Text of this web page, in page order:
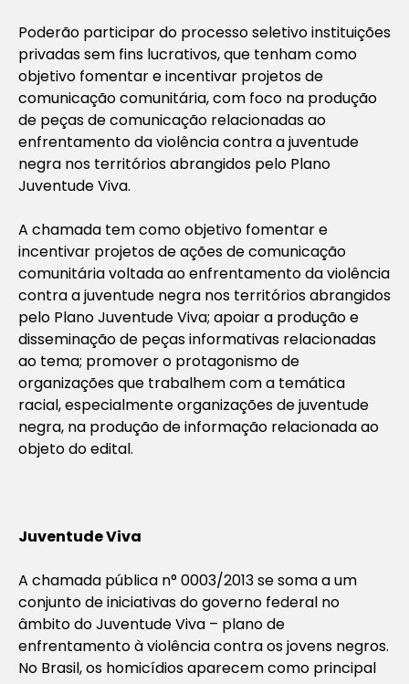
Poderão participar do processo seletivo instituições
privadas sem fins lucrativos, que tenham como
objetivo fomentar e incentivar projetos de
comunicação comunitária, com foco na produção
de peças de comunicação relacionadas ao
enfrentamento da violência contra a juventude
negra nos territórios abrangidos pelo Plano
Juventude Viva.
A chamada tem como objetivo fomentar e
incentivar projetos de ações de comunicação
comunitária voltada ao enfrentamento da violência
contra a juventude negra nos territórios abrangidos
pelo Plano Juventude Viva; apoiar a produção e
disseminação de peças informativas relacionadas
ao tema; promover o protagonismo de
organizações que trabalhem com a temática
racial, especialmente organizações de juventude
negra, na produção de informação relacionada ao
objeto do edital.
Juventude Viva
A chamada pública n° 0003/2013 se soma a um
conjunto de iniciativas do governo federal no
âmbito do Juventude Viva – plano de
enfrentamento à violência contra os jovens negros.
No Brasil, os homicídios aparecem como principal